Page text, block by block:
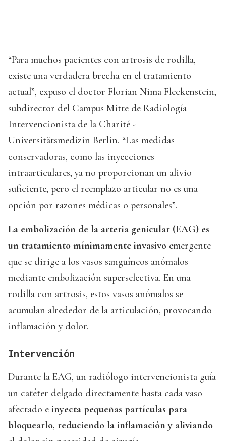
“Para muchos pacientes con artrosis de rodilla,
existe una verdadera brecha en el tratamiento
actual”, expuso el doctor Florian Nima Fleckenstein,
subdirector del Campus Mitte de Radiología
Intervencionista de la Charité -
Universitätsmedizin Berlin. “Las medidas
conservadoras, como las inyecciones
intraarticulares, ya no proporcionan un alivio
suficiente, pero el reemplazo articular no es una
opción por razones médicas o personales”.
La embolización de la arteria genicular (EAG) es
un tratamiento mínimamente invasivo emergente
que se dirige a los vasos sanguíneos anómalos
mediante embolización superselectiva. En una
rodilla con artrosis, estos vasos anómalos se
acumulan alrededor de la articulación, provocando
inflamación y dolor.
Intervención
Durante la EAG, un radiólogo intervencionista guía
un catéter delgado directamente hasta cada vaso
afectado e inyecta pequeñas partículas para
bloquearlo, reduciendo la inflamación y aliviando